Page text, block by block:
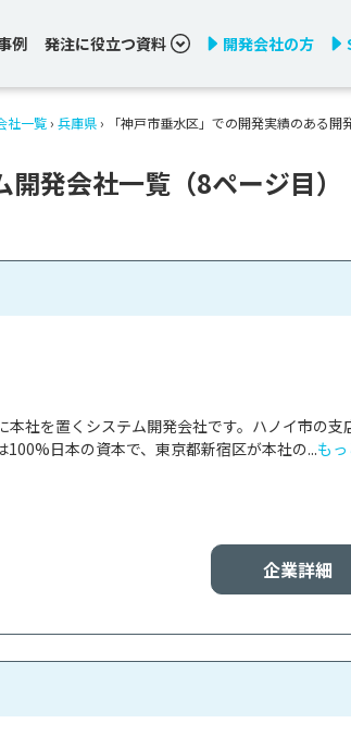
例 発注に役立つ資料 開発会社の方
社一覧 › 兵庫県 › 「神戸市垂水区」での開発実績のある開
発会社一覧（8ページ目）
社を置くシステム開発会社です。ハノイ市の支
日本の資本で、東京都新宿区が本社の...も
企業詳細